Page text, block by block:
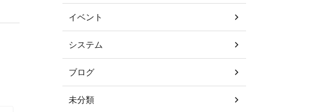
イベント
システム
ブログ
未分類